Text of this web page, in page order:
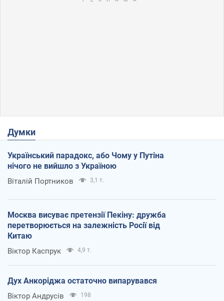
Думки
Український парадокс, або Чому у Путіна
нічого не вийшло з Україною
Віталій Портников 3,1 т.
Москва висуває претензії Пекіну: дружба
перетворюється на залежність Росії від
Китаю
Віктор Каспрук 4,9 т.
Дух Анкоріджа остаточно випарувався
Віктор Андрусів 198